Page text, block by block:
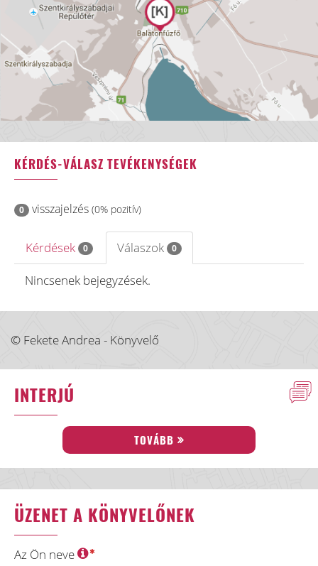
KÉRDÉS-VÁLASZ TEVÉKENYSÉGEK
0 visszajelzés (0% pozitív)
Kérdések 0 Válaszok 0
Nincsenek bejegyzések.
© Fekete Andrea - Könyvelő
INTERJÚ
TOVÁBB
ÜZENET A KÖNYVELŐNEK
Az Ön neve